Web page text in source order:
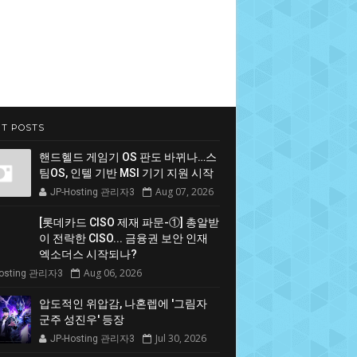
POSTS
핸드헬드 게임기 OS 판도 바뀌나…스
팀OS, 인텔 기반 MSI 기기 지원 시작
JP-Hosting 관리자3 Aug 07, 2026
[롯데카드 CISO 제재 파문-①] 총알받
이 전락한 CISO... 금융권 보안 인재
엑소더스 시작되나?
관리자3 Aug 06, 2026
압도적인 위압감, 나혼렙에 '그림자
군주 성진우' 등장
JP-Hosting 관리자3 Jul 30, 2026